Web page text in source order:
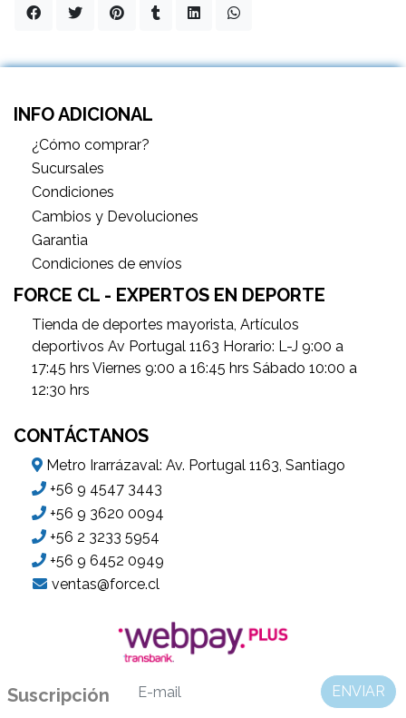
INFO ADICIONAL
¿Cómo comprar?
Sucursales
Condiciones
Cambios y Devoluciones
Garantìa
Condiciones de envíos
FORCE CL - EXPERTOS EN DEPORTE
Tienda de deportes mayorista, Artículos
deportivos Av Portugal 1163 Horario: L-J 9:00 a
17:45 hrs Viernes 9:00 a 16:45 hrs Sábado 10:00 a
12:30 hrs
CONTÁCTANOS
Metro Irarrázaval: Av. Portugal 1163, Santiago
+56 9 4547 3443
+56 9 3620 0094
+56 2 3233 5954
+56 9 6452 0949
ventas@force.cl
Suscripción ENVIAR